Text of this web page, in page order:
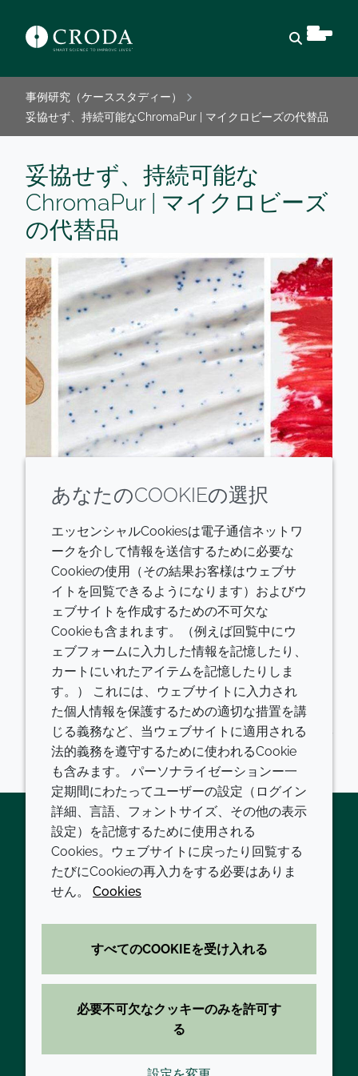
事例研究（ケーススタディー）
妥協せず、持続可能なChromaPur | マイクロビーズの代替品
妥協せず、持続可能な
ChromaPur | マイクロビーズ
の代替品
粒子はしばしば目に見えないほど小さく、化粧品の処
追加します。ところが、大部分のマイクロビーズは最
終的には海へと流れ、海洋生物に悪影響を及ぼしま
す。クローダは特許技術を活用して、マイクロビーズ
の代替品となるChromaPurを開発しました。これは
感覚的・光学的に素晴しい効果をもたらすセルロース
パウダーであり、皮膚のテカリを抑える、毛穴や小皺
を見えにくくする、カラーコスメのカバー力や色強度
を高めるなどの働きをします。プラスチックマイクロ
ビーズの代わりに使えて、しかも天然成分100％で完
全に生分解可能な本製品は、持続可能な工程によって
製造され、既存のソリューションにひけをとらないパ
フォーマンスを発揮します。
Twitter LinkedInYoutube
会社
現代の奴隷制
方針と手順
拠点一覧
お問い合わせ
利用規約
プライバシーポリシー
アクセシビリティに関する声明
クッキーポリシー
あなたのCOOKIEの選択
エッセンシャルCookiesは電子通信ネットワ
ークを介して情報を送信するために必要な
Cookieの使用（その結果お客様はウェブサ
イトを回覧できるようになります）およびウ
ェブサイトを作成するための不可欠な
Cookieも含まれます。（例えば回覧中にウ
ェブフォームに入力した情報を記憶したり、
カートにいれたアイテムを記憶したりしま
す。） これには、ウェブサイトに入力され
た個人情報を保護するための適切な措置を講
じる義務など、当ウェブサイトに適用される
法的義務を遵守するために使われるCookie
も含みます。 パーソナライゼーションー一
定期間にわたってユーザーの設定（ログイン
詳細、言語、フォントサイズ、その他の表示
設定）を記憶するために使用される
Cookies。ウェブサイトに戻ったり回覧する
たびにCookieの再入力をする必要はありま
せん。 Cookies
すべてのCOOKIEを受け入れる
必要不可欠なクッキーのみを許可す
る